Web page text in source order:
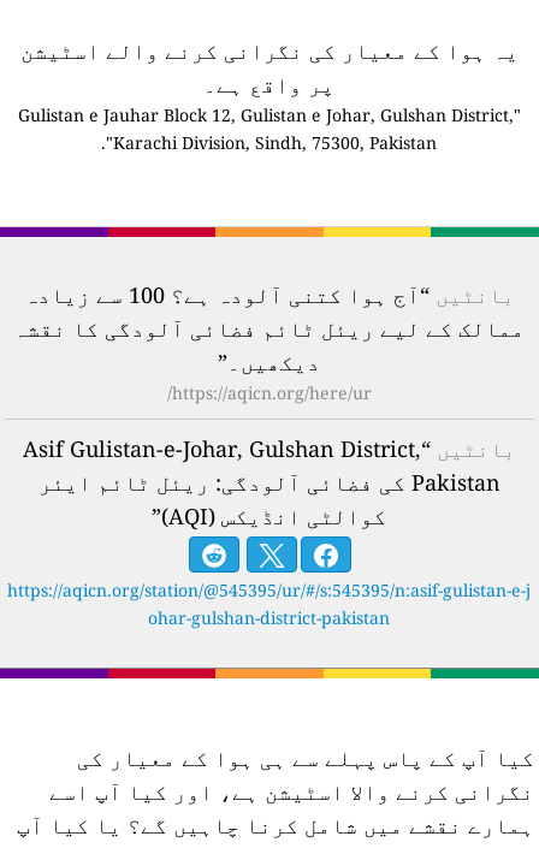
یہ ہوا کے معیار کی نگرانی کرنے والے اسٹیشن
پر واقع ہے۔
"Gulistan e Jauhar Block 12, Gulistan e Johar, Gulshan District,
Karachi Division, Sindh, 75300, Pakistan".
بانٹیں
“آج ہوا کتنی آلودہ ہے؟ 100 سے زیادہ
ممالک کے لیے ریئل ٹائم فضائی آلودگی کا نقشہ
دیکھیں۔”
https://aqicn.org/here/ur/
بانٹیں
“Asif Gulistan-e-Johar, Gulshan District,
Pakistan کی فضائی آلودگی: ریئل ٹائم ایئر
کوالٹی انڈیکس (AQI)”
https://aqicn.org/station/@545395/ur/#/s:545395/n:asif-gulistan-e-j
ohar-gulshan-district-pakistan
کیا آپ کے پاس پہلے سے ہی ہوا کے معیار کی
نگرانی کرنے والا اسٹیشن ہے، اور کیا آپ اسے
ہمارے نقشے میں شامل کرنا چاہیں گے؟ یا کیا آپ